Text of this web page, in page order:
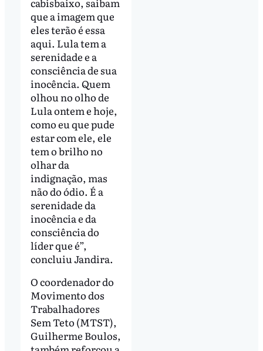
que a imagem que
eles terão é essa
aqui. Lula tem a
serenidade e a
consciência de sua
inocência. Quem
olhou no olho de
Lula ontem e hoje,
como eu que pude
estar com ele, ele
tem o brilho no
olhar da
indignação, mas
não do ódio. É a
serenidade da
inocência e da
consciência do
líder que é”,
concluiu Jandira.
O coordenador do
Movimento dos
Trabalhadores
Sem Teto (MTST),
Guilherme Boulos,